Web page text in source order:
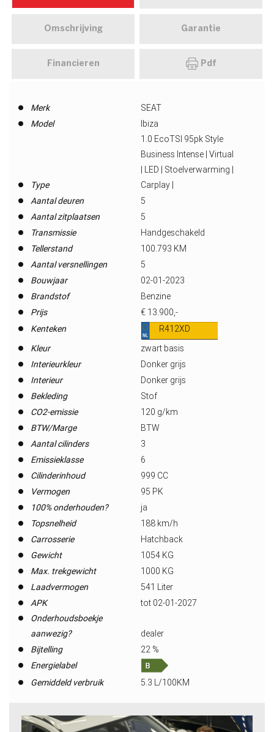
Omschrijving Garantie
Financieren Pdf
Merk
SEAT
Model
Ibiza
Type
1.0 EcoTSI 95pk Style
Business Intense | Virtual
| LED | Stoelverwarming |
Carplay |
Aantal deuren
5
Aantal zitplaatsen
5
Transmissie
Handgeschakeld
Tellerstand
100.793 KM
Aantal versnellingen
5
Bouwjaar
02-01-2023
Brandstof
Benzine
Prijs
€ 13.900,-
Kenteken
R412XD
Kleur
zwart basis
Interieurkleur
Donker grijs
Interieur
Donker grijs
Bekleding
Stof
CO2-emissie
120 g/km
BTW/Marge
BTW
Aantal cilinders
3
Emissieklasse
6
Cilinderinhoud
999 CC
Vermogen
95 PK
100% onderhouden?
ja
Topsnelheid
188 km/h
Carrosserie
Hatchback
Gewicht
1054 KG
Max. trekgewicht
1000 KG
Laadvermogen
541 Liter
APK
tot 02-01-2027
Onderhoudsboekje
aanwezig?
dealer
Bijtelling
22 %
Energielabel
Gemiddeld verbruik
5.3 L/100KM